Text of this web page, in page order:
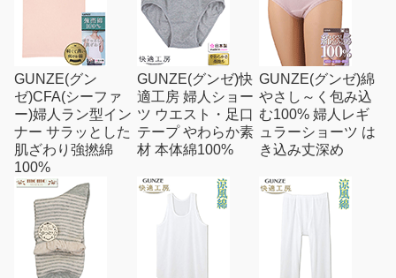
GUNZE(グン
ゼ)CFA(シーファ
ー)婦人ラン型イン
ナー サラッとした
肌ざわり強撚綿
100%
GUNZE(グンゼ)快
適工房 婦人ショー
ツ ウエスト・足口
テープ やわらか素
材 本体綿100%
GUNZE(グンゼ)綿
やさし～く包み込
む100% 婦人レギ
ュラーショーツ は
き込み丈深め